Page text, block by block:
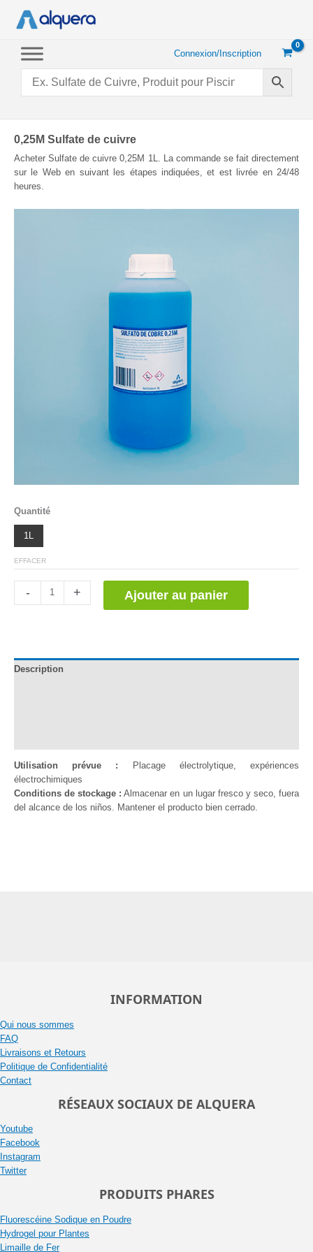
Connexion/Inscription
0,25M Sulfate de cuivre
Acheter Sulfate de cuivre 0,25M 1L. La commande se fait directement
sur le Web en suivant les étapes indiquées, et est livrée en 24/48
heures.
Quantité
1L
EFFACER
-
0,25M
+ Ajouter au panier
Description
Utilisation prévue : Placage électrolytique, expériences
électrochimiques
Conditions de stockage : Almacenar en un lugar fresco y seco, fuera
del alcance de los niños. Mantener el producto bien cerrado.
INFORMATION
Qui nous sommes
FAQ
Livraisons et Retours
Politique de Confidentialité
Contact
RÉSEAUX SOCIAUX DE ALQUERA
Youtube
Facebook
Instagram
Twitter
PRODUITS PHARES
Fluorescéine Sodique en Poudre
Hydrogel pour Plantes
Limaille de Fer